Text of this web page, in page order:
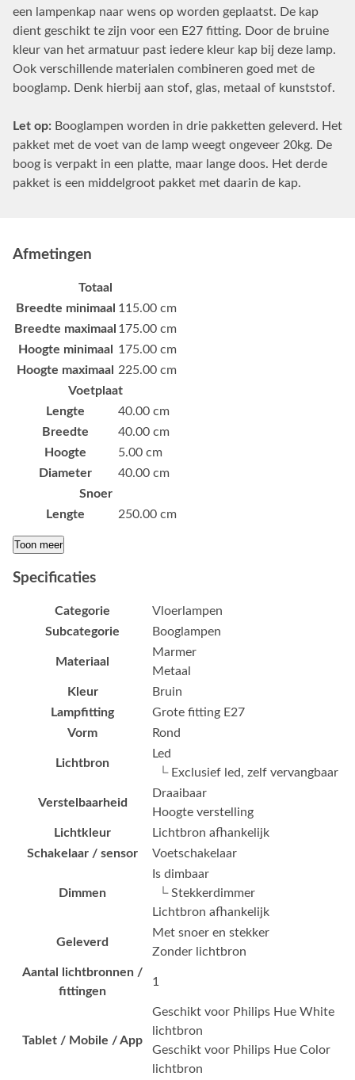
een lampenkap naar wens op worden geplaatst. De kap
dient geschikt te zijn voor een E27 fitting. Door de bruine
kleur van het armatuur past iedere kleur kap bij deze lamp.
Ook verschillende materialen combineren goed met de
booglamp. Denk hierbij aan stof, glas, metaal of kunststof.
Let op: Booglampen worden in drie pakketten geleverd. Het
pakket met de voet van de lamp weegt ongeveer 20kg. De
boog is verpakt in een platte, maar lange doos. Het derde
pakket is een middelgroot pakket met daarin de kap.
Afmetingen
Totaal
Breedte minimaal 115.00 cm
Breedte maximaal 175.00 cm
Hoogte minimaal
175.00 cm
Hoogte maximaal
225.00 cm
Voetplaat
Lengte
40.00 cm
Breedte
40.00 cm
Hoogte
5.00 cm
Diameter
40.00 cm
Snoer
Lengte
250.00 cm
Toon meer
Specificaties
Categorie
Vloerlampen
Subcategorie
Booglampen
Materiaal
Marmer
Metaal
Kleur
Bruin
Lampfitting
Grote fitting E27
Vorm
Rond
Lichtbron
Led
└ Exclusief led, zelf vervangbaar
Verstelbaarheid
Draaibaar
Hoogte verstelling
Lichtkleur
Lichtbron afhankelijk
Schakelaar / sensor
Voetschakelaar
Dimmen
Is dimbaar
└ Stekkerdimmer
Lichtbron afhankelijk
Geleverd
Met snoer en stekker
Zonder lichtbron
Aantal lichtbronnen /
fittingen
1
Tablet / Mobile / App
Geschikt voor Philips Hue White
lichtbron
Geschikt voor Philips Hue Color
lichtbron